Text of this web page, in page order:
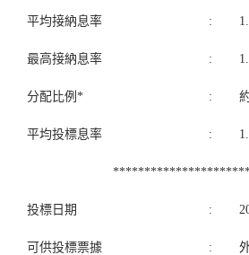
平均接納息率 :
最高接納息率 :
分配比例* :
平均投標息率 :
投標日期 :
可供投標票據 :